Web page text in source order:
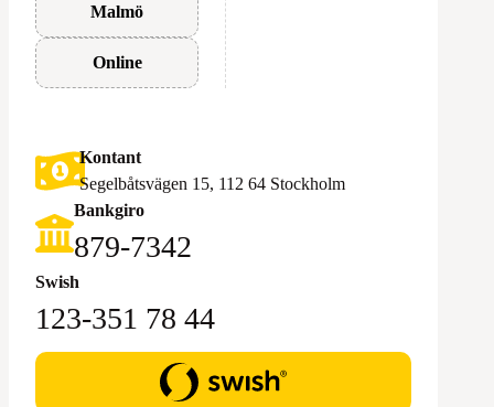
Malmö
Online
Kontant
Segelbåtsvägen 15, 112 64 Stockholm
Bankgiro
879-7342
Swish
123-351 78 44